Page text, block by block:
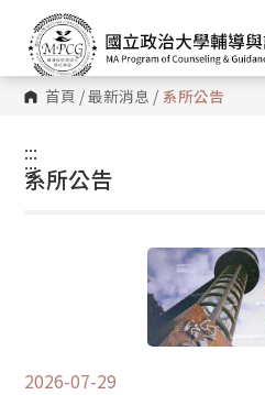
首頁 /最新消息 / 系所公告
:::
:::
系所公告
2026-07-29